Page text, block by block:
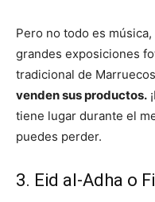
Pero no todo es
grandes exposiciones
tradicional de
venden sus productos.
tiene lugar durante el
puedes perder.
3. Eid al-Adha o